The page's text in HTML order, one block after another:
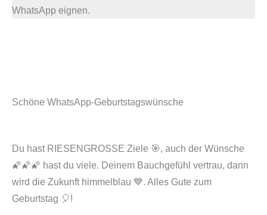
WhatsApp eignen.
Schöne WhatsApp-Geburtstagswünsche
Du hast RIESENGROSSE Ziele 🎯, auch der Wünsche
🌠🌠🌠 hast du viele. Deinem Bauchgefühl vertrau, dann
wird die Zukunft himmelblau 💙. Alles Gute zum
Geburtstag 🎈!